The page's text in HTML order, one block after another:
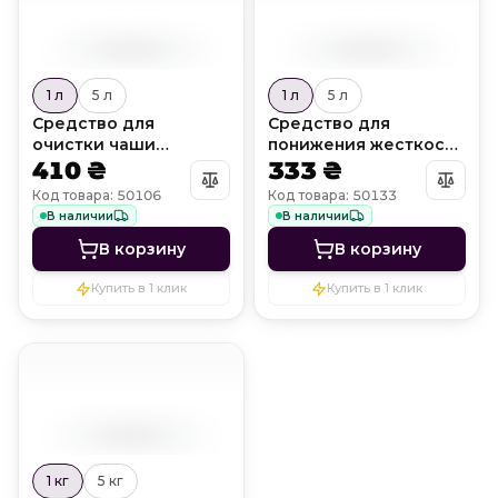
1 л 5 л
Средство для
очистки чаши
бассейна Mineral Off
410 ₴
Код товара: 50106
В наличии
В корзину
Купить в 1 клик
1 л 5 л
Средство для
понижения жесткости
воды Calcium Off
333 ₴
Код товара: 50133
В наличии
В корзину
Купить в 1 клик
1 кг 5 кг